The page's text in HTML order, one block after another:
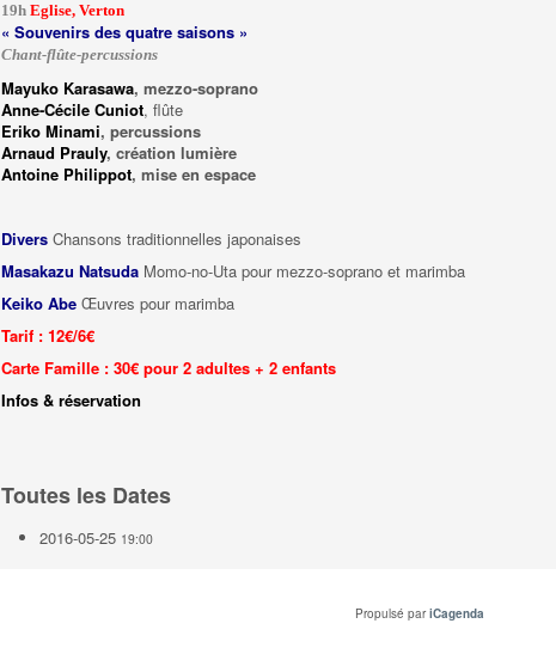
19hEglise, Verton
« Souvenirs des quatre saisons »
Chant-flûte-percussions
Mayuko Karasawa, mezzo-soprano
Anne-Cécile Cuniot, flûte
Eriko Minami, percussions
Arnaud Prauly, création lumière
Antoine Philippot, mise en espace
Divers Chansons traditionnelles japonaises
Masakazu Natsuda Momo-no-Uta pour mezzo-soprano et marimba
Keiko Abe Œuvres pour marimba
Tarif : 12€/6€
Carte Famille : 30€ pour 2 adultes + 2 enfants
Infos & réservation
Toutes les Dates
2016-05-25 19:00
Propulsé pariCagenda